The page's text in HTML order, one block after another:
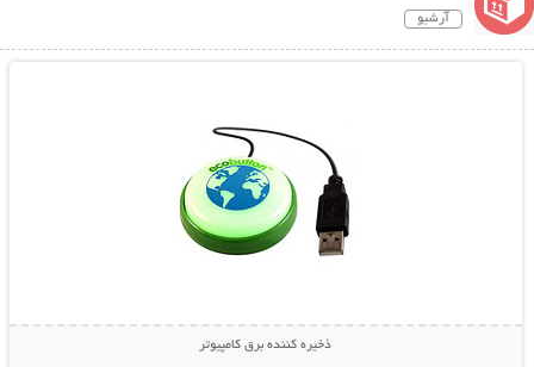
آرشیو
ذخیره کننده برق کامپیوتر